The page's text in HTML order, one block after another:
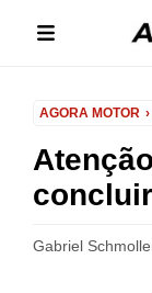
AGORA MOTOR
Gabriel